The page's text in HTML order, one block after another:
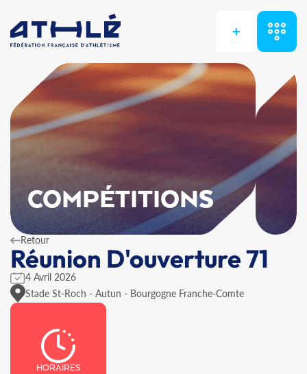
+
COMPÉTITIONS
Retour
Réunion D'ouverture 71
4 Avril 2026
Stade St-Roch - Autun - Bourgogne Franche-Comte
HORAIRES